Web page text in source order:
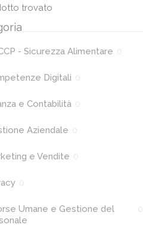
trovato
- Sicurezza Alimentare 0
Digitali 0
e Contabilità 0
Aziendale 0
e Vendite 0
0
Umane e Gestione del
0